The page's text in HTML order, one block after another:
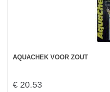
AQUACHEK VOOR ZOUT
€ 20.53